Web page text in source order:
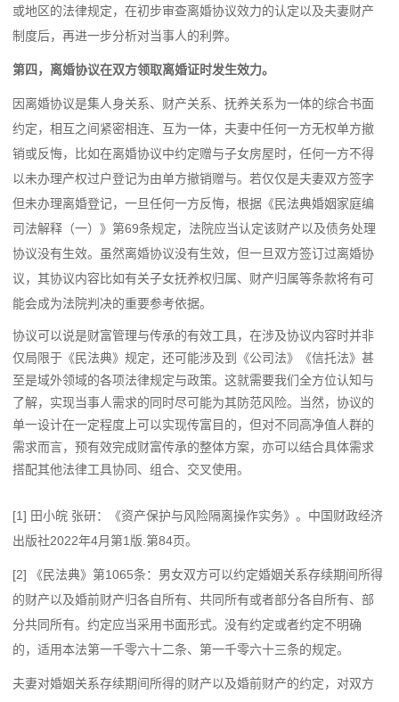
或地区的法律规定，在初步审查离婚协议效力的认定以及夫妻财产
制度后，再进一步分析对当事人的利弊。
第四，离婚协议在双方领取离婚证时发生效力。
因离婚协议是集人身关系、财产关系、抚养关系为一体的综合书面
约定，相互之间紧密相连、互为一体，夫妻中任何一方无权单方撤
销或反悔，比如在离婚协议中约定赠与子女房屋时，任何一方不得
以未办理产权过户登记为由单方撤销赠与。若仅仅是夫妻双方签字
但未办理离婚登记，一旦任何一方反悔，根据《民法典婚姻家庭编
司法解释（一）》第69条规定，法院应当认定该财产以及债务处理
协议没有生效。虽然离婚协议没有生效，但一旦双方签订过离婚协
议，其协议内容比如有关子女抚养权归属、财产归属等条款将有可
能会成为法院判决的重要参考依据。
协议可以说是财富管理与传承的有效工具，在涉及协议内容时并非
仅局限于《民法典》规定，还可能涉及到《公司法》《信托法》甚
至是域外领域的各项法律规定与政策。这就需要我们全方位认知与
了解，实现当事人需求的同时尽可能为其防范风险。当然，协议的
单一设计在一定程度上可以实现传富目的，但对不同高净值人群的
需求而言，预有效完成财富传承的整体方案，亦可以结合具体需求
搭配其他法律工具协同、组合、交叉使用。
[1] 田小皖 张研：《资产保护与风险隔离操作实务》。中国财政经济
出版社2022年4月第1版.第84页。
[2] 《民法典》第1065条：男女双方可以约定婚姻关系存续期间所得
的财产以及婚前财产归各自所有、共同所有或者部分各自所有、部
分共同所有。约定应当采用书面形式。没有约定或者约定不明确
的，适用本法第一千零六十二条、第一千零六十三条的规定。
夫妻对婚姻关系存续期间所得的财产以及婚前财产的约定，对双方